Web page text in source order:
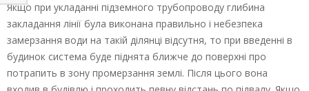
Якщо при укладанні підземного трубопроводу глибина
закладання лінії була виконана правильно і небезпека
замерзання води на такій ділянці відсутня, то при введенні в
будинок система буде піднята ближче до поверхні про
потрапить в зону промерзання землі. Після цього вона